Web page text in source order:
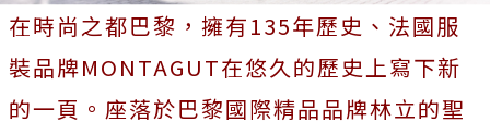
在時尚之都巴黎，擁有135年歷史、法國服
裝品牌MONTAGUT在悠久的歷史上寫下新
的一頁。座落於巴黎國際精品品牌林立的聖